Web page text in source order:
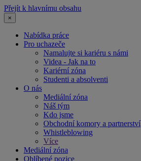
Přejít k hlavnímu obsahu
×
Nabídka práce
Pro uchazeče
Namalujte si kariéru s námi
Videa - Jak na to
Kariérní zóna
Studenti a absolventi
O nás
Mediální zóna
Náš tým
Kdo jsme
Obchodní komory a partnerství
Whistleblowing
Více
Mediální zóna
Oblíbené pozice